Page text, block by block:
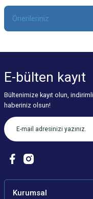
Önerileriniz
Görüş ve önerileriniz için
Ürün resmi kalitesiz,
Ürün açıklamasında
Ürün bilgilerinde hatalar
Bu ürüne benzer farklı
E-bülten kayıt
Bültenimize kayıt olun,
haberiniz olsun!
Kurumsal